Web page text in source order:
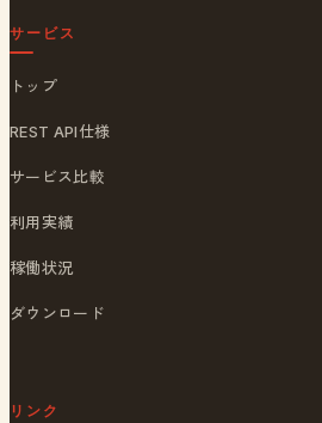
サービス
トップ
REST API仕様
サービス比較
利用実績
稼働状況
ダウンロード
リンク